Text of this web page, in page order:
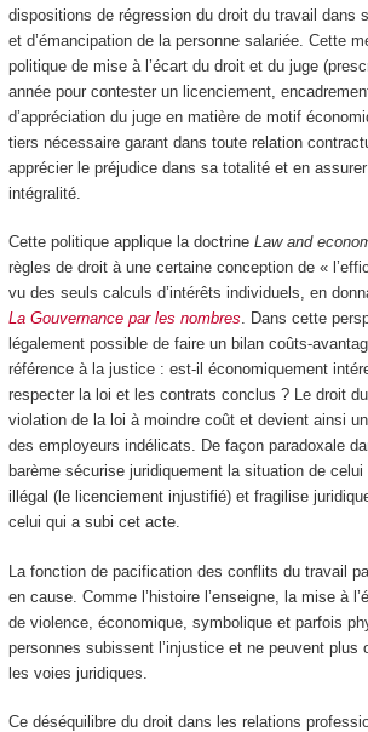
dispositions de régression du droit du travail dans
et d’émancipation de la personne salariée. Cette
politique de mise à l’écart du droit et du juge
année pour contester un licenciement,
d’appréciation du juge en matière de motif
tiers nécessaire garant dans toute relation
apprécier le préjudice dans sa totalité et en
intégralité.
Cette politique applique la doctrine Law and
règles de droit à une certaine conception de «
vu des seuls calculs d’intérêts individuels, en
La Gouvernance par les nombres. Dans cette
légalement possible de faire un bilan coûts-
référence à la justice : est-il économiquement
respecter la loi et les contrats conclus ? Le droit
violation de la loi à moindre coût et devient ainsi
des employeurs indélicats. De façon paradoxale
barème sécurise juridiquement la situation de
illégal (le licenciement injustifié) et fragilise
celui qui a subi cet acte.
La fonction de pacification des conflits du travail
en cause. Comme l’histoire l’enseigne, la mise à
de violence, économique, symbolique et parfois
personnes subissent l’injustice et ne peuvent plus
les voies juridiques.
Ce déséquilibre du droit dans les relations